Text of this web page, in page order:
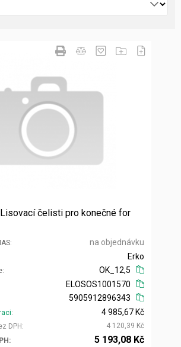
čelisti pro konečné for
na objednávku
Erko
OK_12,5
ELOSOS1001570
5905912896343
DPH
4 985,67 Kč
4 120,39 Kč
5 193,08 Kč